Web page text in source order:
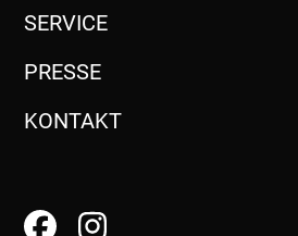
SERVICE
PRESSE
KONTAKT